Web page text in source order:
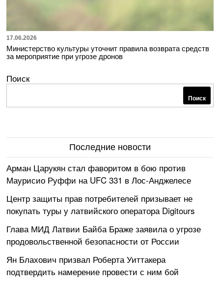
17.06.2026
Министерство культуры уточнит правила возврата средств
за мероприятие при угрозе дронов
Поиск
Поиск
Последние новости
Арман Царукян стал фаворитом в бою против
Маурисио Руффи на UFC 331 в Лос-Анджелесе
Центр защиты прав потребителей призывает не
покупать туры у латвийского оператора Digitours
Глава МИД Латвии Байба Браже заявила о угрозе
продовольственной безопасности от России
Ян Блахович призвал Роберта Уиттакера
подтвердить намерение провести с ним бой